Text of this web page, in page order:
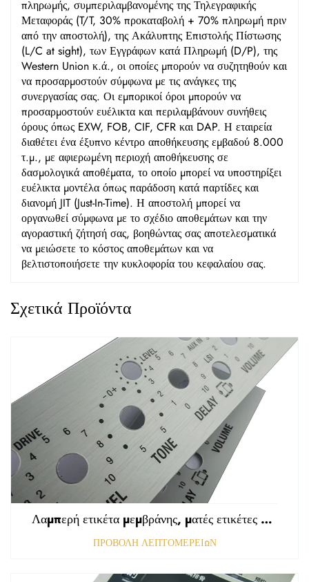
πληρωμής, συμπεριλαμβανομένης της Τηλεγραφικής
Μεταφοράς (T/T, 30% προκαταβολή + 70% πληρωμή πριν
από την αποστολή), της Ακάλυπτης Επιστολής Πίστωσης
(L/C at sight), των Εγγράφων κατά Πληρωμή (D/P), της
Western Union κ.ά., οι οποίες μπορούν να συζητηθούν και
να προσαρμοστούν σύμφωνα με τις ανάγκες της
συνεργασίας σας. Οι εμπορικοί όροι μπορούν να
προσαρμοστούν ευέλικτα και περιλαμβάνουν συνήθεις
όρους όπως EXW, FOB, CIF, CFR και DAP. Η εταιρεία
διαθέτει ένα έξυπνο κέντρο αποθήκευσης εμβαδού 8.000
τ.μ., με αφιερωμένη περιοχή αποθήκευσης σε
δασμολογικά αποθέματα, το οποίο μπορεί να υποστηρίξει
ευέλικτα μοντέλα όπως παράδοση κατά παρτίδες και
διανομή JIT (Just-In-Time). Η αποστολή μπορεί να
οργανωθεί σύμφωνα με το σχέδιο αποθεμάτων και την
αγοραστική ζήτησή σας, βοηθώντας σας αποτελεσματικά
να μειώσετε το κόστος αποθεμάτων και να
βελτιστοποιήσετε την κυκλοφορία του κεφαλαίου σας.
Σχετικά Προϊόντα
Λαμπερή ετικέτα μεμβράνης, ματές ετικέτες εμπρόσθιου πίνακα ελέγχου, ανάγλυφη γραφική επικάλυψη πολυκαρβονικού
ΠΡΟΒΟΛΗ ΛΕΠΤΟΜΕΡΕΙΩΝ